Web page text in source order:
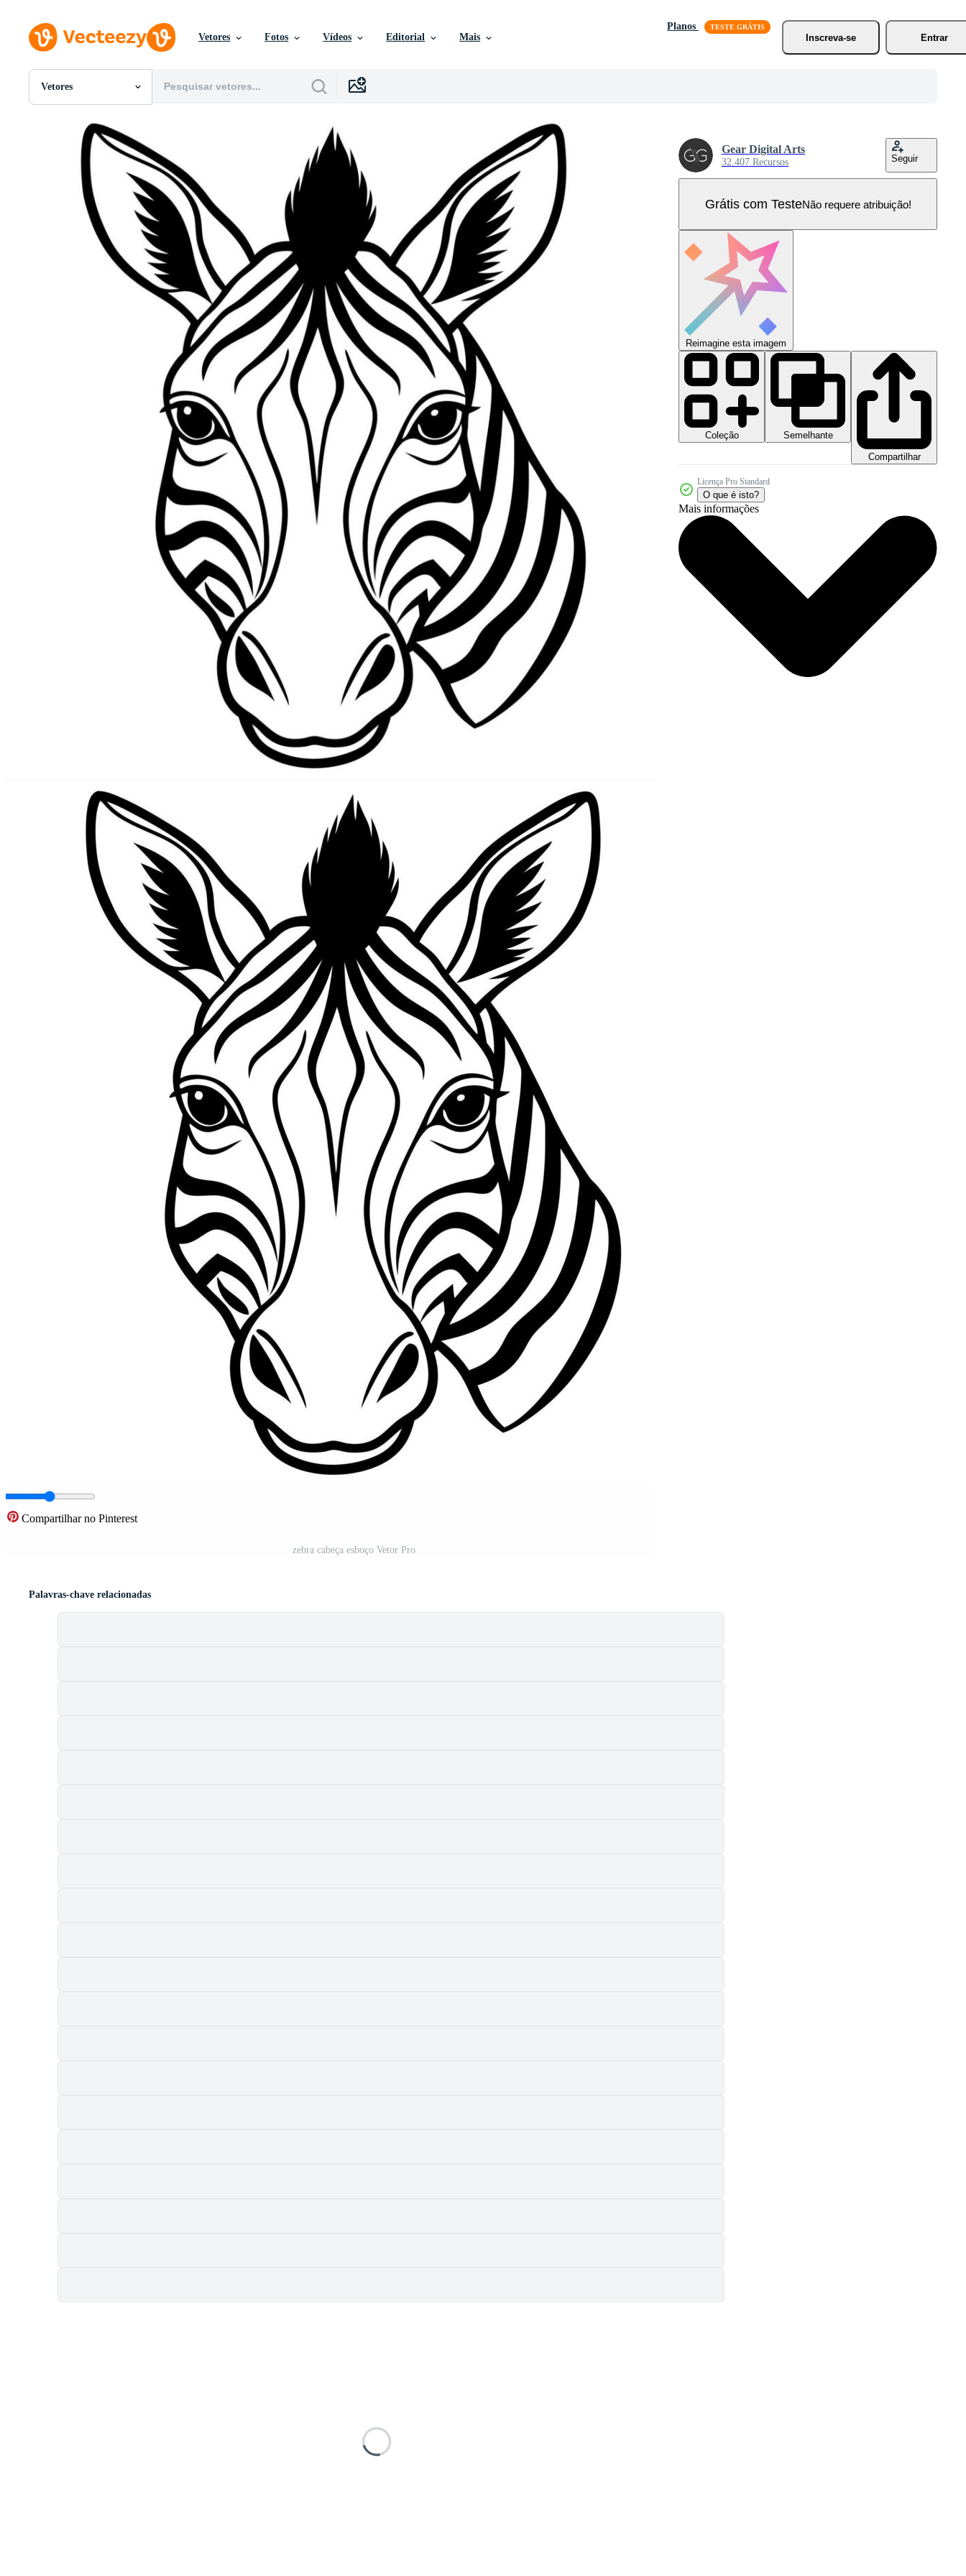
Vetores Fotos Vídeos Editorial Mais
Planos
Inscreva-se
Entrar
Vetores
Todas Imagens
PNGs
PSDs
Modelos
Vetores
Videos
Motion graphics
Imagens Editoriais
Eventos Editoriais
Compartilhar no Pinterest
zebra cabeça esboço Vetor Pro
Gear Digital Arts
32.407 Recursos Seguir
Grátis com TesteNão requere atribuição!
Reimagine esta imagem
Coleção
Semelhante
Compartilhar
Licença Pro Standard
O que é isto?
Mais informações
Palavras-chave relacionadas